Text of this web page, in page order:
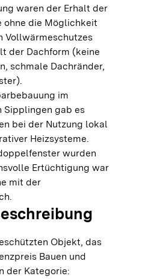
waren der Erhalt der
ohne die Möglichkeit
Vollwärmeschutzes
der Dachform (keine
schmale Dachränder,
im
Sipplingen gab es
bei der Nutzung lokal
Heizsysteme.
wurden
Ertüchtigung war
mit der
Objekt, das
Bauen und
der Kategorie: